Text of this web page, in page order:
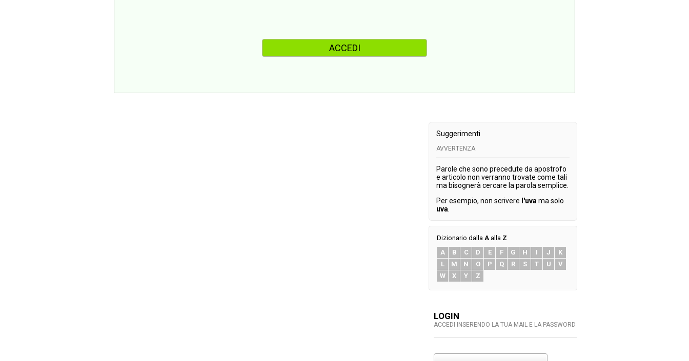
ACCEDI
Suggerimenti
AVVERTENZA
Parole che sono precedute da apostrofo
e articolo non verranno trovate come tali
ma bisognerà cercare la parola semplice.
Per esempio, non scrivere l'uva ma solo
uva
Dizionario dalla A alla Z
A
B C D E F G H I J
K
L
M N O P Q R S T U
V
W
X Y Z
LOGIN
ACCEDI INSERENDO LA TUA MAIL E LA PASSWORD